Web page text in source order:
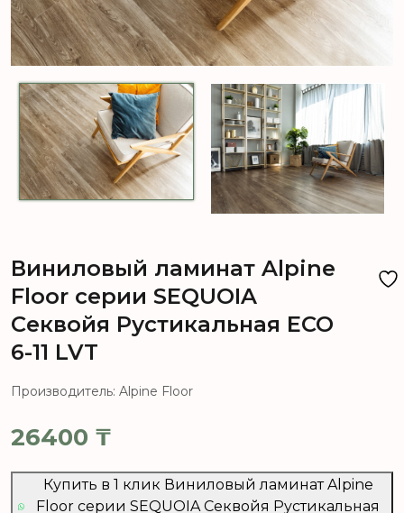
Виниловый ламинат Alpine
Floor серии SEQUOIA
Секвойя Рустикальная ЕСО
6-11 LVT
Производитель: Alpine Floor
26400 ₸
Купить в 1 клик Виниловый ламинат Alpine
Floor серии SEQUOIA Секвойя Рустикальная